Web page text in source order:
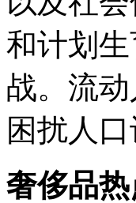
和计划
战。流
困扰人
奢侈品